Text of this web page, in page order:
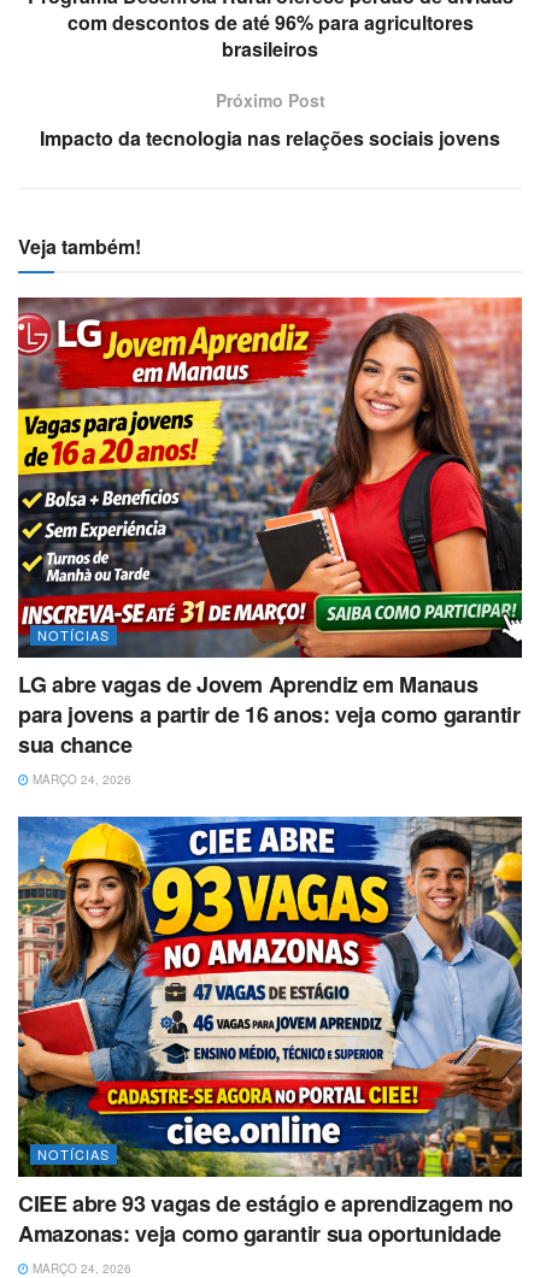
com descontos de até 96% para agricultores
brasileiros
Próximo Post
Impacto da tecnologia nas relações sociais jovens
Veja também!
NOTÍCIAS
LG abre vagas de Jovem Aprendiz em Manaus
para jovens a partir de 16 anos: veja como garantir
sua chance
MARÇO 24, 2026
NOTÍCIAS
CIEE abre 93 vagas de estágio e aprendizagem no
Amazonas: veja como garantir sua oportunidade
MARÇO 24, 2026